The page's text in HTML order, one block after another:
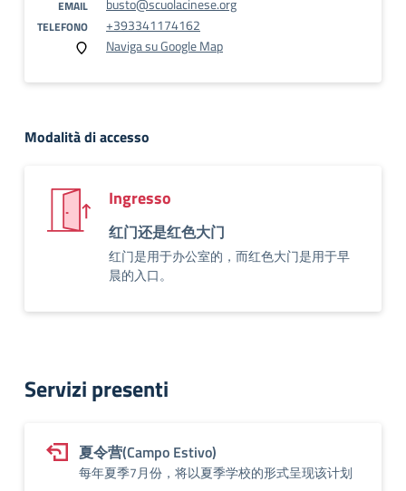
EMAIL busto@scuolacinese.org
TELEFONO
+393341174162
Naviga su Google Map
Modalità di accesso
Ingresso
红门还是红色大门
红门是用于办公室的，而红色大门是用于早
晨的入口。
Servizi presenti
夏令营(Campo Estivo)
每年夏季7月份，将以夏季学校的形式呈现该计划